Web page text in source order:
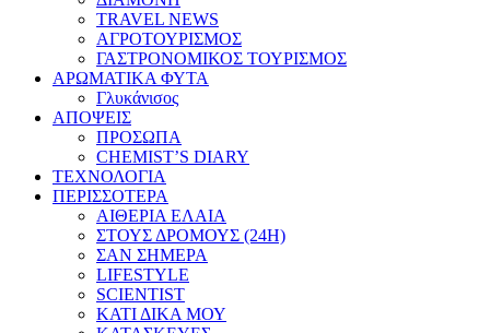
TRAVEL NEWS
ΑΓΡΟΤΟΥΡΙΣΜΟΣ
ΓΑΣΤΡΟΝΟΜΙΚΟΣ ΤΟΥΡΙΣΜΟΣ
ΑΡΩΜΑΤΙΚΑ ΦΥΤΑ
Γλυκάνισος
ΑΠΟΨΕΙΣ
ΠΡΟΣΩΠΑ
CHEMIST’S DIARY
ΤΕΧΝΟΛΟΓΙΑ
ΠΕΡΙΣΣΟΤΕΡΑ
ΑΙΘΕΡΙΑ ΕΛΑΙΑ
ΣΤΟΥΣ ΔΡΟΜΟΥΣ (24H)
ΣΑΝ ΣΗΜΕΡΑ
LIFESTYLE
SCIENTIST
ΚΑΤΙ ΔΙΚΑ ΜΟΥ